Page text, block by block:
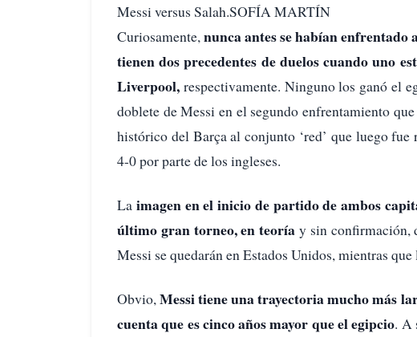
Messi versus Salah.SOFÍA MARTÍN
Curiosamente, nunca antes se habían enfrentado
tienen dos precedentes de duelos cuando uno
Liverpool, respectivamente. Ninguno los ganó el
doblete de Messi en el segundo enfrentamiento
histórico del Barça al conjunto ‘red’ que luego
4-0 por parte de los ingleses.
La imagen en el inicio de partido de ambos
último gran torneo, en teoría y sin confirmación,
Messi se quedarán en Estados Unidos, mientras
Obvio, Messi tiene una trayectoria mucho más
cuenta que es cinco años mayor que el egipcio. A